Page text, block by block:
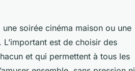
soirée cinéma maison ou une
est de choisir des
et qui permettent à tous les